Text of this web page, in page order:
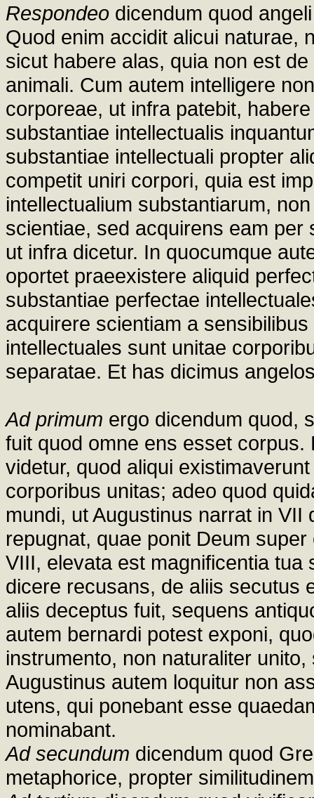
Respondeo dicendum quod
Quod enim accidit alicui naturae,
sicut habere alas, quia non est
animali. Cum autem intelligere
corporeae, ut infra patebit,
substantiae intellectualis
substantiae intellectuali propter
competit uniri corpori, quia est
intellectualium substantiarum,
scientiae, sed acquirens eam
ut infra dicetur. In quocumque
oportet praeexistere aliquid
substantiae perfectae
acquirere scientiam a
intellectuales sunt unitae
separatae. Et has dicimus
Ad primum ergo dicendum quod,
fuit quod omne ens esset
videtur, quod aliqui
corporibus unitas; adeo quod
mundi, ut Augustinus narrat in
repugnat, quae ponit Deum
VIII, elevata est magnificentia
dicere recusans, de aliis secutus
aliis deceptus fuit, sequens
autem bernardi potest exponi,
instrumento, non naturaliter
Augustinus autem loquitur non
utens, qui ponebant esse
nominabant.
Ad secundum dicendum quod
metaphorice, propter